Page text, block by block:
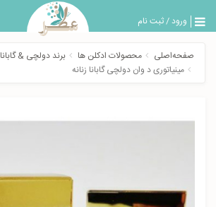
ورود/ثبت نام
بازگشت
صفحه‌اصلی محصولات ادکلن ها
برند دولچی & گابانا
مینیاتوری د وان دولچی گابانا زنانه